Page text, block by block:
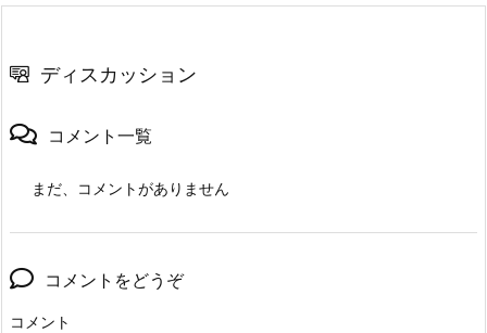
ディスカッション
コメント一覧
まだ、コメントがありません
コメントをどうぞ
コメント